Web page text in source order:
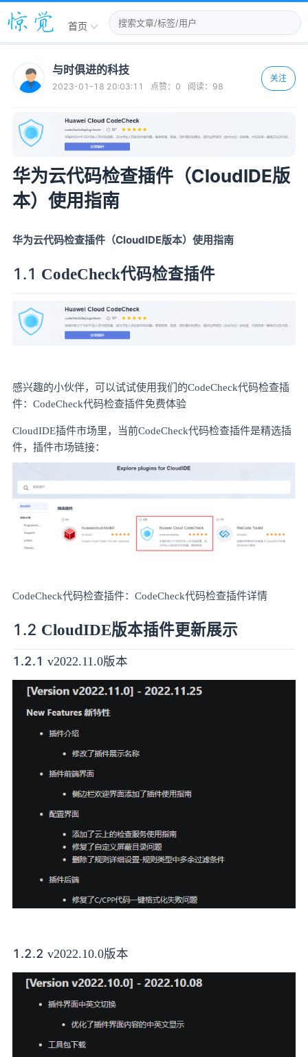
首页
与时俱进的科技
2023-01-18 20:03:11 点赞： 0 阅读： 98
关注
华为云代码检查插件（CloudIDE版
本）使用指南
华为云代码检查插件（CloudIDE版本）使用指南
1.1 CodeCheck代码检查插件
感兴趣的小伙伴，可以试试使用我们的CodeCheck代码检查插
件： CodeCheck代码检查插件免费体验
CloudIDE插件市场里，当前CodeCheck代码检查插件是精选插
件， 插件市场链接：
CodeCheck代码检查插件： CodeCheck代码检查插件详情
1.2 CloudIDE版本插件更新展示
1.2.1 v2022.11.0版本
1.2.2 v2022.10.0版本